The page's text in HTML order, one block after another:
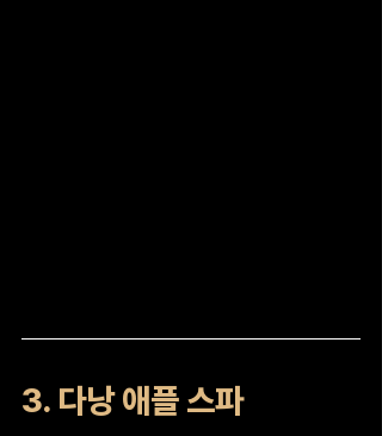
3. 다낭 애플 스파